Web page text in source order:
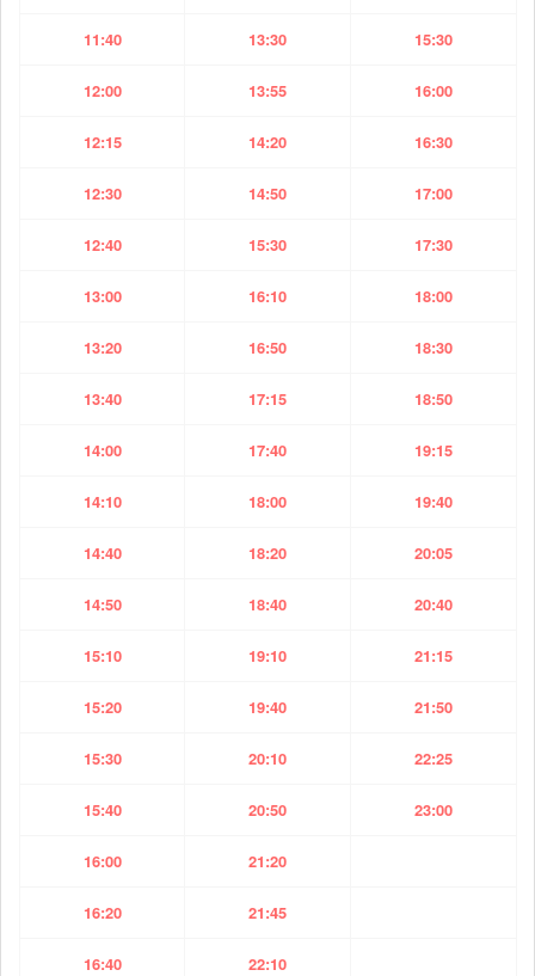
11:40 13:30 15:30
12:00 13:55 16:00
12:15 14:20 16:30
12:30 14:50 17:00
12:40 15:30 17:30
13:00 16:10 18:00
13:20 16:50 18:30
13:40 17:15 18:50
14:00 17:40 19:15
14:10 18:00 19:40
14:40 18:20 20:05
14:50 18:40 20:40
15:10 19:10 21:15
15:20 19:40 21:50
15:30 20:10 22:25
15:40 20:50 23:00
16:00 21:20
16:20 21:45
16:40 22:10